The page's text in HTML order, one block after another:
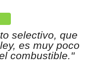
selectivo, que
es muy poco
combustible."